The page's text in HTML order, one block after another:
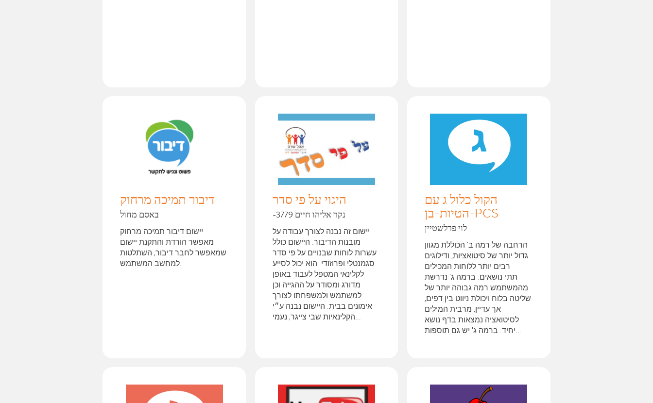
דיבור תמיכה מרחוק
באסם מחול
יישום דיבור תמיכה מרחוק
מאפשר הורדת והתקנת יישום
שמאפשר לחבר דיבור, השתלטות
למחשב המשתמש.
היגוי על פי סדר
-נקר אליהו חיים 3779
יישום זה נבנה לצורך עבודה על
מובנות הדיבור. היישום כולל
עשרות לוחות שבנויים על פי סדר
סגמנטלי ופרוזודי. הוא יכול לסייע
לקלינאי המטפל לעבוד באופן
מדורג ומסודר על ההגייה וכן
למשתמש ולמשפחתו לצורך
אימונים בבית. היישום נבנה ע״י
הקלינאיות שבי צייגר, נעמי...
הקול כלול ג עם
הטיות-בן-PCS
לוי פרלשטיין
הרחבה של רמה ב' הכוללת מגוון
גדול יותר של סיטואציות, ודילוגים
רבים יותר ללוחות המכילים
תתי-נושאים. ברמה ג' נדרשת
מהמשתמש רמה גבוהה יותר של
שליטה בלוח ויכולת ניווט בין דפים,
אך עדיין, מרבית המילים
לסיטואציה נמצאות בדף נושא
יחיד. ברמה ג' יש גם תוספות...